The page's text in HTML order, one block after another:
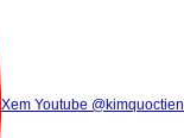
Xem Tik Tok
Gọi điện (8h00 - 21h30)
Xem Youtube @kimquoctien